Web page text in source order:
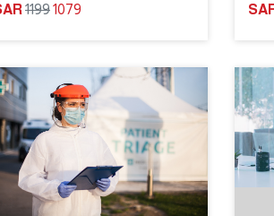
11991079